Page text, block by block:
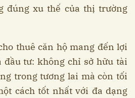
đúng xu thế của thị trường
thuê căn hộ mang đến lợi
đầu tư: không chỉ sở hữu tài
trong tương lai mà còn tối
cách tốt nhất với đa dạng